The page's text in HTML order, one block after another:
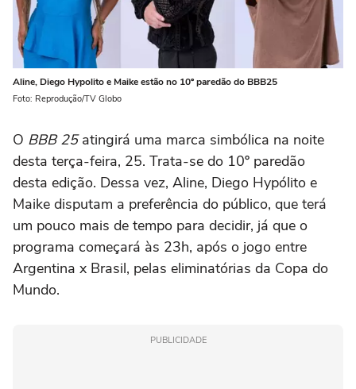
Aline, Diego Hypolito e Maike estão no 10º paredão do BBB25
Foto: Reprodução/TV Globo
O BBB 25atingirá uma marca simbólica na noite
desta terça-feira, 25. Trata-se do 10º paredão
desta edição. Dessa vez, Aline, Diego Hypólito e
Maike disputam a preferência do público, que terá
um pouco mais de tempo para decidir, já que o
programa começará às 23h, após o jogo entre
Argentina x Brasil, pelas eliminatórias da Copa do
Mundo.
PUBLICIDADE